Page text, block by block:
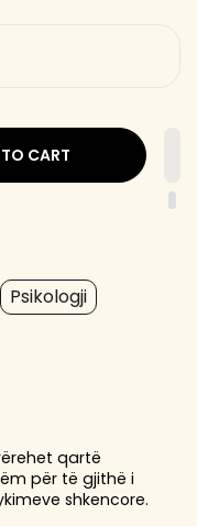
CART
Psikologji
qartë
për të gjithë i
shkencore.